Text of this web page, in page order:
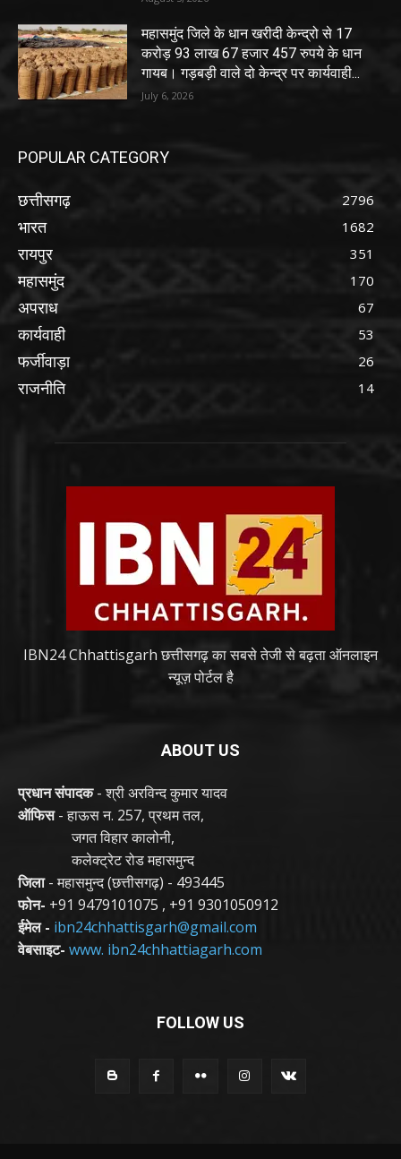
महासमुंद जिले के धान खरीदी केन्द्रो से 17
करोड़ 93 लाख 67 हजार 457 रुपये के धान
गायब। गड़बड़ी वाले दो केन्द्र पर कार्यवाही...
July 6, 2026
POPULAR CATEGORY
छत्तीसगढ़ 2796
भारत 1682
रायपुर 351
महासमुंद 170
अपराध 67
कार्यवाही 53
फर्जीवाड़ा 26
राजनीति 14
IBN24 Chhattisgarh छत्तीसगढ़ का सबसे तेजी से बढ़ता ऑनलाइन
न्यूज़ पोर्टल है
ABOUT US
प्रधान संपादक- श्री अरविन्द कुमार यादव
ऑफिस- हाऊस न. 257, प्रथम तल,
जगत विहार कालोनी,
कलेक्ट्रेट रोड महासमुन्द
जिला- महासमुन्द (छत्तीसगढ़) - 493445
फोन- +91 9479101075 , +91 9301050912
ईमेल - ibn24chhattisgarh@gmail.com
वेबसाइट- www. ibn24chhattiagarh.com
FOLLOW US